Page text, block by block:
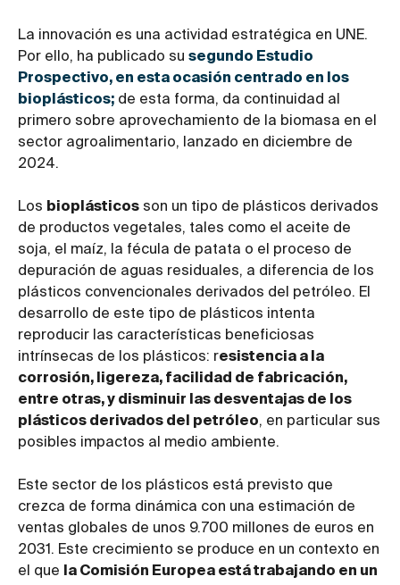
La innovación es una actividad estratégica en UNE.
Por ello, ha publicado su segundo Estudio
Prospectivo, en esta ocasión centrado en los
bioplásticos; de esta forma, da continuidad al
primero sobre aprovechamiento de la biomasa en el
sector agroalimentario, lanzado en diciembre de
2024.
Los bioplásticos son un tipo de plásticos derivados
de productos vegetales, tales como el aceite de
soja, el maíz, la fécula de patata o el proceso de
depuración de aguas residuales, a diferencia de los
plásticos convencionales derivados del petróleo. El
desarrollo de este tipo de plásticos intenta
reproducir las características beneficiosas
intrínsecas de los plásticos: resistencia a la
corrosión, ligereza, facilidad de fabricación,
entre otras, y disminuir las desventajas de los
plásticos derivados del petróleo, en particular sus
posibles impactos al medio ambiente.
Este sector de los plásticos está previsto que
crezca de forma dinámica con una estimación de
ventas globales de unos 9.700 millones de euros en
2031. Este crecimiento se produce en un contexto en
el que
la Comisión Europea está trabajando en un